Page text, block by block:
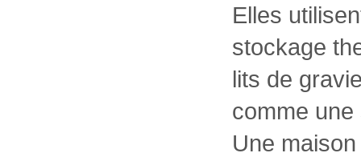
Elles
stockage
lits de
comme
Une